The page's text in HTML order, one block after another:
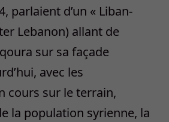
parlaient d’un « Liban-
Lebanon) allant de
sur sa façade
avec les
cours sur le terrain,
la population syrienne, la